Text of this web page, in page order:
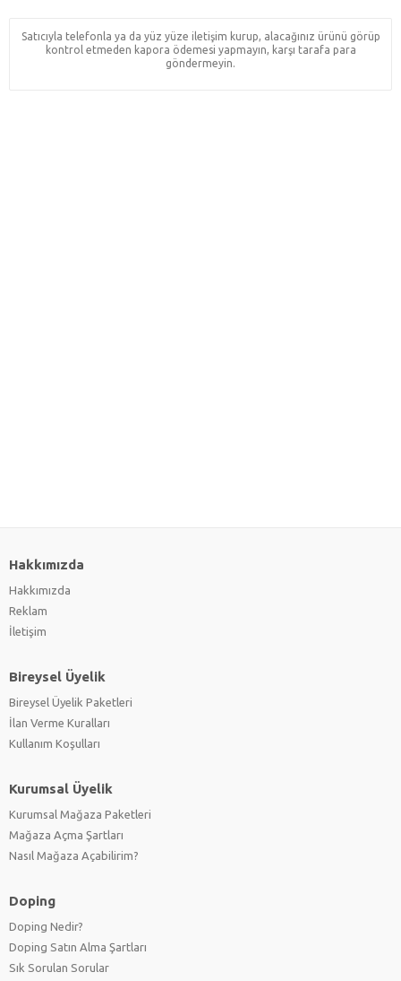
Satıcıyla telefonla ya da yüz yüze iletişim kurup, alacağınız ürünü görüp
kontrol etmeden kapora ödemesi yapmayın, karşı tarafa para
göndermeyin.
Hakkımızda
Hakkımızda
Reklam
İletişim
Bireysel Üyelik
Bireysel Üyelik Paketleri
İlan Verme Kuralları
Kullanım Koşulları
Kurumsal Üyelik
Kurumsal Mağaza Paketleri
Mağaza Açma Şartları
Nasıl Mağaza Açabilirim?
Doping
Doping Nedir?
Doping Satın Alma Şartları
Sık Sorulan Sorular